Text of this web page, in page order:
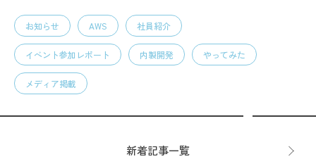
お知らせ AWS 社員紹介
イベント参加レポート 内製開発 やってみた
メディア掲載
新着記事一覧